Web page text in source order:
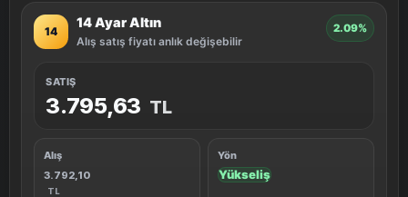
14
14 Ayar Altın
Alış satış fiyatı anlık değişebilir
2.09%
SATIŞ
3.795,63 TL
Alış
3.792,10
TL
Yön
Yükseliş